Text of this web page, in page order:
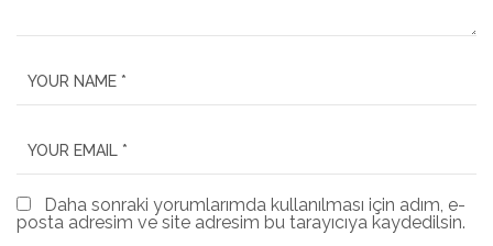
Daha sonraki yorumlarımda kullanılması için adım, e-
posta adresim ve site adresim bu tarayıcıya kaydedilsin.